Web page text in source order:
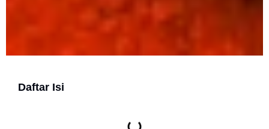
Daftar Isi